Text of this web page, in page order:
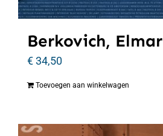
Berkovich, Elmar
€34,50
Toevoegen aan winkelwagen